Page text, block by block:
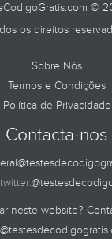
©
os direitos
Sobre Nós
Termos e Condições
Política de Privacidade
Contacta-nos
twitter:
neste website?